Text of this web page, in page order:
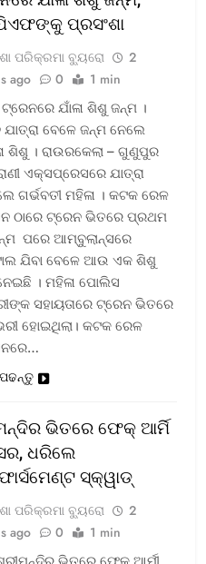
ପ୍ରସଂଶା
ପରିକ୍ରମା ବ୍ୟୁରୋ
2
ago
0 1 min
ଯାଁଳା ଶିଶୁ ଜନ୍ମ ।
ବେଳେ ଜନ୍ମ ନେଲେ
ଶିଶୁ । ରାଉରକେଲା – ଗୁଣୁପୁର
ଏକ୍ସପ୍ରେସରେ ଯାତ୍ରା
ଗର୍ଭବତୀ ମହିଳା । କଟକ ରେଳ
ଠାରେ ଟ୍ରେନ ଭିତରେ ପ୍ରଥମ
ପରେ ଆମ୍ବୁଲାନ୍ସରେ
ଯିବା ବେଳେ ଆଉ ଏକ ଶିଶୁ
। ମହିଳା ପୋଲିସ
ସହାୟତାରେ ଟ୍ରେନ ଭିତରେ
ହୋଇଥିଲା। କଟକ ରେଳ
ଭିତରେ ଫେକ୍ ଆର୍ମି
ଧରିଲେ
ସ୍କ୍ୱାଡ୍‌
ପରିକ୍ରମା ବ୍ୟୁରୋ
2
ago
0 1 min